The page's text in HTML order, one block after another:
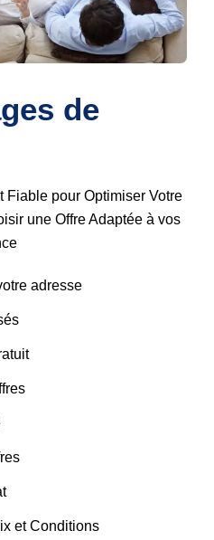
de
Fiable pour Optimiser Votre
une Offre Adaptée à vos
adresse
et Conditions